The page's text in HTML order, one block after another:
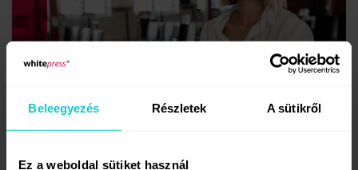
Beleegyezés Részletek A sütikről
Ez a weboldal sütiket használ
Így kereshetsz jobban a WhitePress-szel